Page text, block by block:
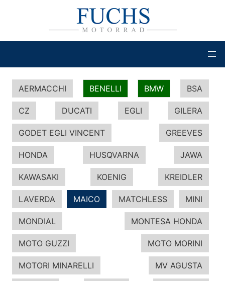
AERMACCHI BENELLI BMW BSA
CZ DUCATI EGLI GILERA
GODET EGLI VINCENT GREEVES
HONDA HUSQVARNA JAWA
KAWASAKI KOENIG KREIDLER
LAVERDA MAICO MATCHLESS MINI
MONDIAL MONTESA HONDA
MOTO GUZZI MOTO MORINI
MOTORI MINARELLI MV AGUSTA